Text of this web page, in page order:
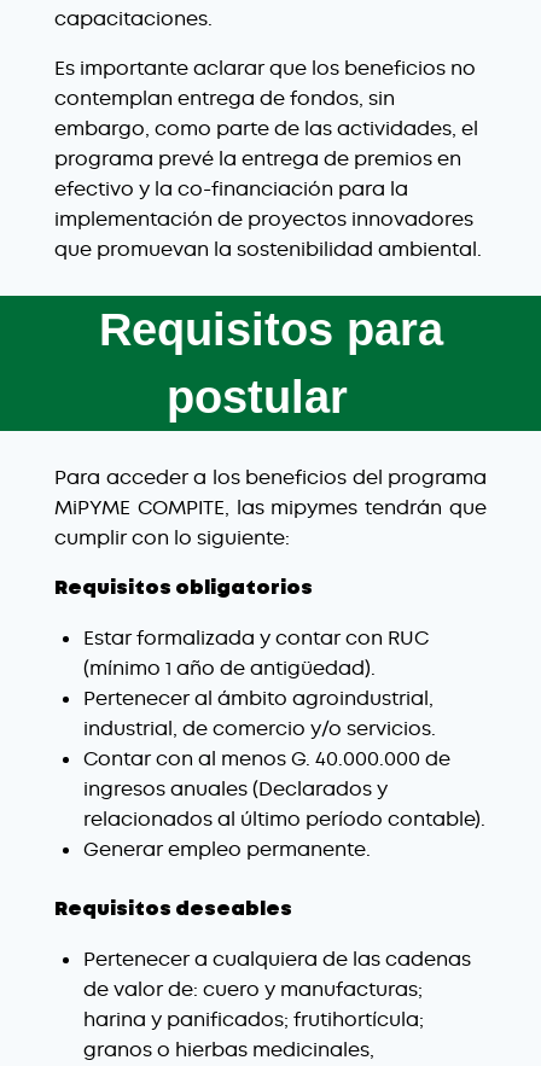
capacitaciones.
Es importante aclarar que los beneficios no
contemplan entrega de fondos, sin
embargo, como parte de las actividades, el
programa prevé la entrega de premios en
efectivo y la co-financiación para la
implementación de proyectos innovadores
que promuevan la sostenibilidad ambiental.
Requisitos para
postular
Para acceder a los beneficios del programa
MiPYME COMPITE, las mipymes tendrán que
cumplir con lo siguiente:
Requisitos obligatorios
Estar formalizada y contar con RUC
(mínimo 1 año de antigüedad).
Pertenecer al ámbito agroindustrial,
industrial, de comercio y/o servicios.
Contar con al menos G. 40.000.000 de
ingresos anuales (Declarados y
relacionados al último período contable).
Generar empleo permanente.
Requisitos deseables
Pertenecer a cualquiera de las cadenas
de valor de: cuero y manufacturas;
harina y panificados; frutihortícula;
granos o hierbas medicinales,